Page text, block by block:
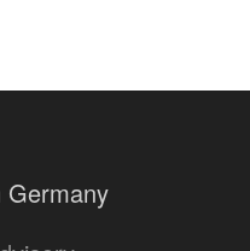
Germany